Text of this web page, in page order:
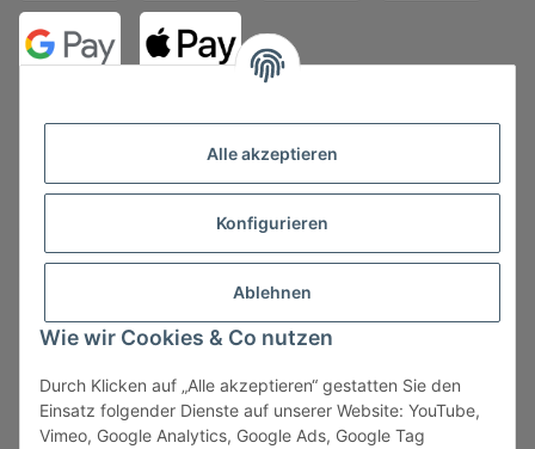
Alle akzeptieren
Konfigurieren
Ablehnen
Wie wir Cookies & Co nutzen
Durch Klicken auf „Alle akzeptieren“ gestatten Sie den
Einsatz folgender Dienste auf unserer Website: YouTube,
Vimeo, Google Analytics, Google Ads, Google Tag
Vertrag widerrufen
* Alle Preise zzgl. gesetzlicher USt., zzgl.Versand, zzgl.
Mindermengenzuschlag